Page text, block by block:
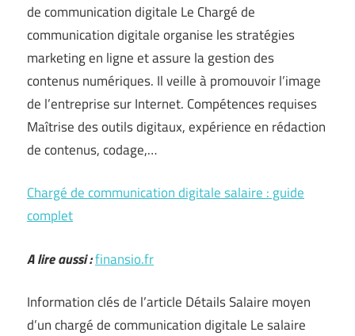
de communication digitale Le Chargé de
communication digitale organise les stratégies
marketing en ligne et assure la gestion des
contenus numériques. Il veille à promouvoir l’image
de l’entreprise sur Internet. Compétences requises
Maîtrise des outils digitaux, expérience en rédaction
de contenus, codage,…
Chargé de communication digitale salaire : guide
complet
A lire aussi :finansio.fr
Information clés de l’article Détails Salaire moyen
d’un chargé de communication digitale Le salaire